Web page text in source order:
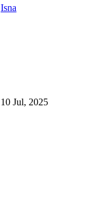
Isna
10 Jul, 2025